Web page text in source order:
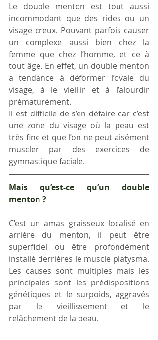
Le double menton est tout aussi
incommodant que des rides ou un
visage creux. Pouvant parfois causer
un complexe aussi bien chez la
femme que chez l’homme, et ce à
tout âge. En effet, un double menton
a tendance à déformer l’ovale du
visage, à le vieillir et à l’alourdir
prématurément.
Il est difficile de s’en défaire car c’est
une zone du visage où la peau est
très fine et que l’on ne peut aisément
muscler par des exercices de
gymnastique faciale.
Mais qu’est-ce qu’un double
menton ?
C’est un amas graisseux localisé en
arrière du menton, il peut être
superficiel ou être profondément
installé derrières le muscle platysma.
Les causes sont multiples mais les
principales sont les prédispositions
génétiques et le surpoids, aggravés
par le vieillissement et le
relâchement de la peau.